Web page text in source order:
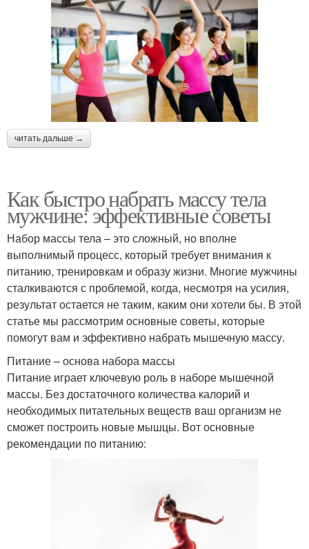
читать дальше →
Как быстро набрать массу тела
мужчине: эффективные советы
Набор массы тела – это сложный, но вполне
выполнимый процесс, который требует внимания к
питанию, тренировкам и образу жизни. Многие мужчины
сталкиваются с проблемой, когда, несмотря на усилия,
результат остается не таким, каким они хотели бы. В этой
статье мы рассмотрим основные советы, которые
помогут вам и эффективно набрать мышечную массу.
Питание – основа набора массы
Питание играет ключевую роль в наборе мышечной
массы. Без достаточного количества калорий и
необходимых питательных веществ ваш организм не
сможет построить новые мышцы. Вот основные
рекомендации по питанию: